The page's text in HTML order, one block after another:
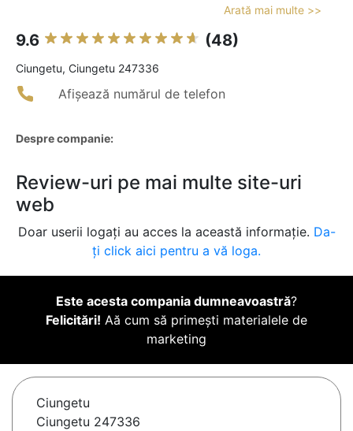
Arată mai multe >>
9.6 (48)
Ciungetu, Ciungetu 247336
Afișează numărul de telefon
Despre companie:
Review-uri pe mai multe site-uri
web
Doar userii logați au acces la această informație. Da-
ți click aici pentru a vă loga.
Este acesta compania dumneavoastră?
Felicitări! Aă cum să primești materialele de
marketing
Ciungetu
Ciungetu 247336